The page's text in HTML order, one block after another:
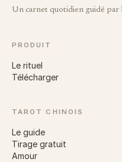
Un carnet quotidien guidé par
PRODUIT
Le rituel
Télécharger
TAROT CHINOIS
Le guide
Tirage gratuit
Amour